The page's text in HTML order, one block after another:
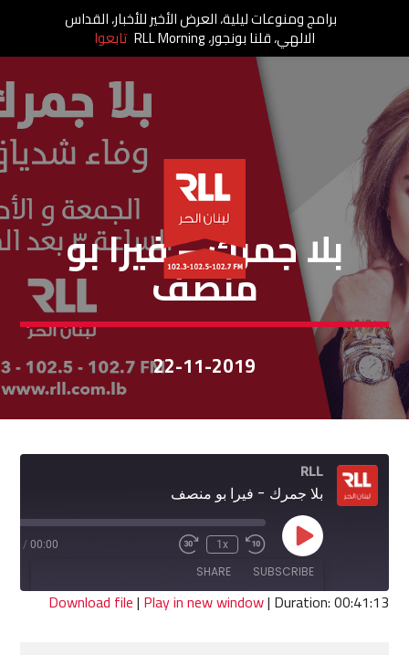
بلا جمرك
بلا جمرك – فيرا بو
منصف
22-11-2019
RLL
بلا جمرك - فيرا بو منصف
Play
Episode
Rewind
10
Seconds
1x
Fast
seconds
00:00
/
SUBSCRIBE
SHARE
Download file| Play in new window| Duration: 00:41:13
برامج ومنوعات ليلية، العرض الأخير للأخبار، القداس
الالهي، قلنا بونجور، RLL Morning تابعوا